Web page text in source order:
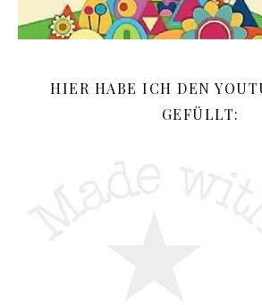
HIER HABE ICH DEN
GEFÜLLT: